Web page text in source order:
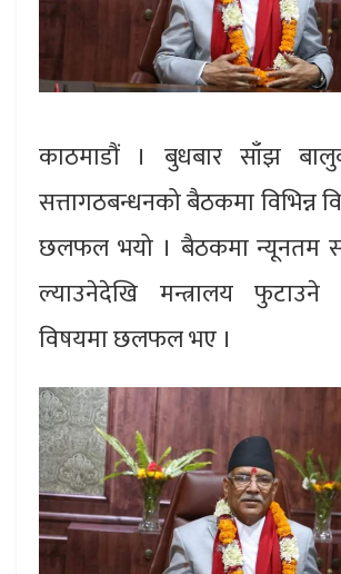
काठमाडौं । बुधबार साँझ
सत्तागठबन्धनको बैठकमा विभिन्न
छलफल भयो । बैठकमा न्यूनतम
ल्याउनेदेखि मन्त्रालय
विषयमा छलफल भए ।